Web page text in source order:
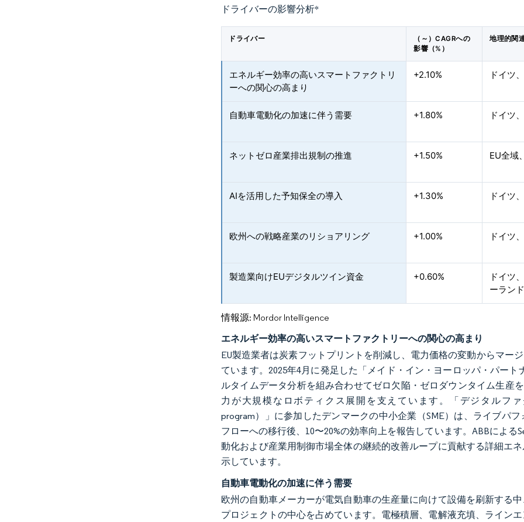
ドライバーの影響分析*
ドライバー
（～）CAGRへの
影響（%）
地理的関
エネルギー効率の高いスマートファクトリ
ーへの関心の高まり
+2.10% ドイツ
自動車電動化の加速に伴う需要 +1.80% ドイツ
ネットゼロ産業排出規制の推進 +1.50% EU全域
AIを活用した予知保全の導入 +1.30% ドイツ
欧州への戦略産業のリショアリング +1.00% ドイツ
製造業向けEUデジタルツイン資金 +0.60%
ドイツ
ーラン
情報源: Mordor Intelligence
エネルギー効率の高いスマートファクトリーへの関心の高まり
EU製造業者は炭素フットプリントを削減し、電力価格の変動からマー
ています。2025年4月に発足した「メイド・イン・ヨーロッパ・パート
ルタイムデータ分析を組み合わせてゼロ欠陥・ゼロダウンタイム生産
力が大規模なロボティクス展開を支えています。「デジタルファ
program）」に参加したデンマークの中小企業（SME）は、ライブパ
フローへの移行後、10〜20%の効率向上を報告しています。ABBによる
動化および産業用制御市場全体の継続的改善ループに貢献する詳細エ
示しています。
自動車電動化の加速に伴う需要
欧州の自動車メーカーが電気自動車の生産量に向けて設備を刷新する
プロジェクトの中心を占めています。電極積層、電解液充填、ライン